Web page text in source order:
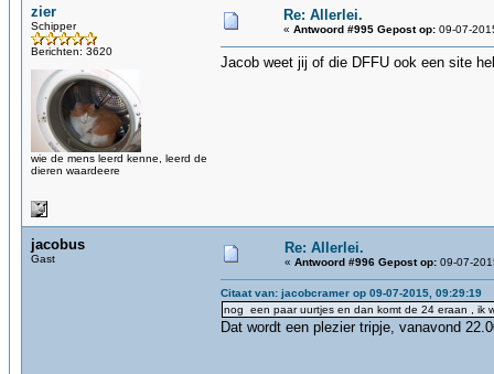
zier
Schipper
Berichten: 3620
wie de mens leerd kenne, leerd de
dieren waardeere
Re: Allerlei.
« Antwoord #995 Gepost op: 09-07-
Jacob weet jij of die DFFU ook een site
jacobus
Gast
Re: Allerlei.
« Antwoord #996 Gepost op: 09-07-
Citaat van: jacobcramer op 09-07-2015, 09:29:19
nog een paar uurtjes en dan komt de 24 eraan , ik
Dat wordt een plezier tripje, vanavond